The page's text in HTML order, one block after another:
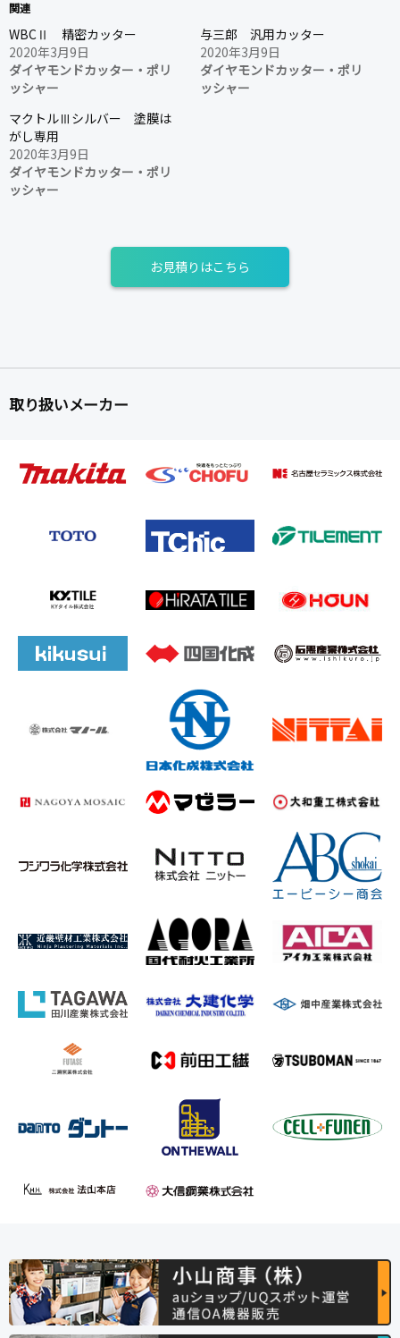
関連
WBCⅡ 精密カッター
2020年3月9日
ダイヤモンドカッター・ポリ
ッシャー
与三郎 汎用カッター
2020年3月9日
ダイヤモンドカッター・ポリ
ッシャー
マクトルⅢシルバー 塗膜は
がし専用
2020年3月9日
ダイヤモンドカッター・ポリ
ッシャー
お見積りはこちら
取り扱いメーカー